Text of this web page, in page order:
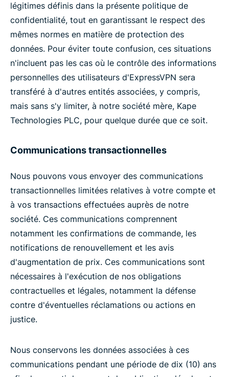
légitimes définis dans la présente politique de
confidentialité, tout en garantissant le respect des
mêmes normes en matière de protection des
données. Pour éviter toute confusion, ces situations
n'incluent pas les cas où le contrôle des informations
personnelles des utilisateurs d'ExpressVPN sera
transféré à d'autres entités associées, y compris,
mais sans s'y limiter, à notre société mère, Kape
Technologies PLC, pour quelque durée que ce soit.
Communications transactionnelles
Nous pouvons vous envoyer des communications
transactionnelles limitées relatives à votre compte et
à vos transactions effectuées auprès de notre
société. Ces communications comprennent
notamment les confirmations de commande, les
notifications de renouvellement et les avis
d'augmentation de prix. Ces communications sont
nécessaires à l'exécution de nos obligations
contractuelles et légales, notamment la défense
contre d'éventuelles réclamations ou actions en
justice.
Nous conservons les données associées à ces
communications pendant une période de dix (10) ans